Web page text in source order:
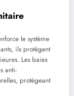
le système
ils protègent
Les baies
anti-
protégeant